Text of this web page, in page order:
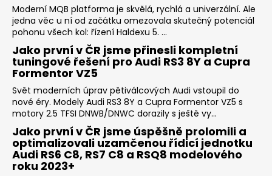
Moderní MQB platforma je skvělá, rychlá a univerzální. Ale
jedna věc u ní od začátku omezovala skutečný potenciál
pohonu všech kol: řízení Haldexu 5. ...
Jako první v ČR jsme přinesli kompletní
tuningové řešení pro Audi RS3 8Y a Cupra
Formentor VZ5
Svět moderních úprav pětiválcových Audi vstoupil do
nové éry. Modely Audi RS3 8Y a Cupra Formentor VZ5 s
motory 2.5 TFSI DNWB/DNWC dorazily s ještě vy...
Jako první v ČR jsme úspěšně prolomili a
optimalizovali uzamčenou řídicí jednotku
Audi RS6 C8, RS7 C8 a RSQ8 modelového
roku 2023+